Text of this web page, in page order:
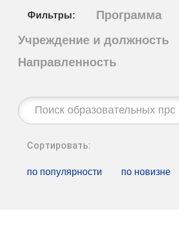
Фильтры:
Программа
Учреждение и должность
Направленность
Строка
поиска:
Сортировать:
по популярности по новизне